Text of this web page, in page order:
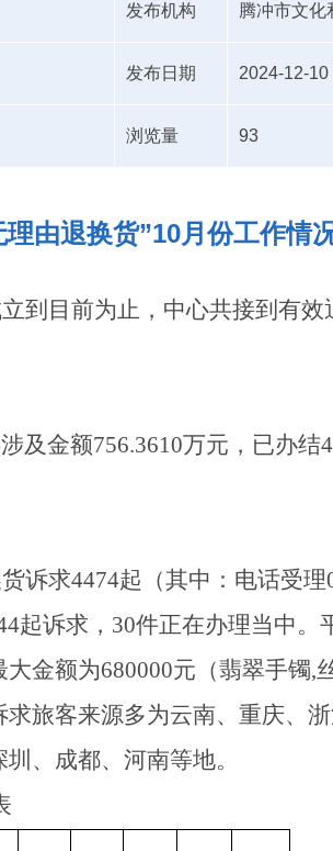
发布机构 腾冲市文化
发布日期 2024-12-10
浏览量 93
理由退换货”10月份工作情
到目前为止，中心共接到有效
及金额756.3610万元，已办结
诉求4474起（其中：电话受理
起诉求， 30件正在办理当中。
大金额为680000元（翡翠手镯,
求旅客来源多为云南、重庆、
、成都、河南等地。